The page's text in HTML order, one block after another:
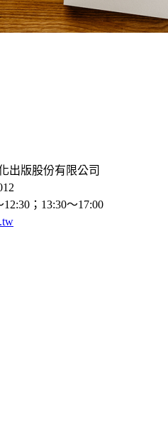
出版股份有限公司
；13:30～17:00